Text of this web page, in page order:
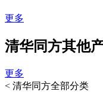
更多
清华同方其他
更多
< 清华同方全部分类